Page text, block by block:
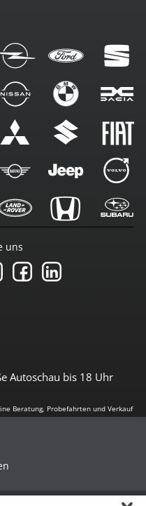
Autoschau bis 18 Uhr
uns
Beratung, Probefahrten und Verkauf